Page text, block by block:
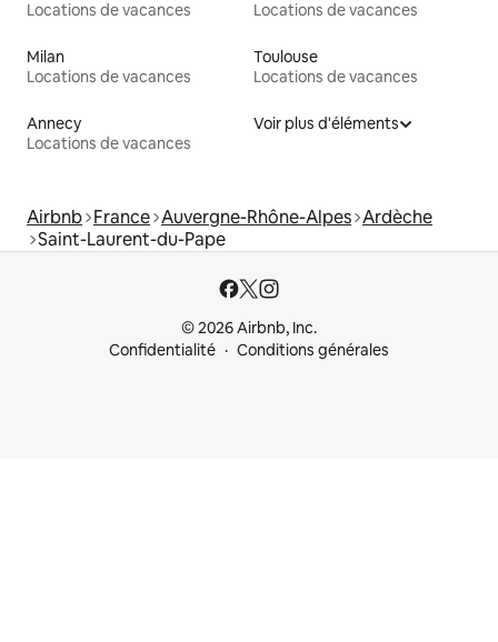
Locations de vacances
Locations de vacances
Milan
Locations de vacances
Toulouse
Locations de vacances
Annecy
Locations de vacances
Voir plus d'éléments
Airbnb France Auvergne-Rhône-Alpes Ardèche
Saint-Laurent-du-Pape
© 2026 Airbnb, Inc.
Confidentialité
Conditions générales